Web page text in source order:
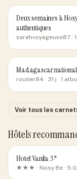
Deux semaines à
authentiques
sarahvoyageuse87 ·
Madagascar
routier84 · 31 j · 1
Voir tous les
Hôtels
Hotel Vanila 3*
★★★ · Nosy Be ·